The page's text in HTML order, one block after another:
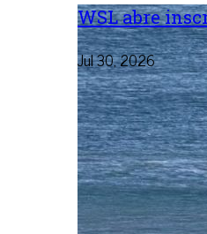
WSL abre
Jul 30, 2026